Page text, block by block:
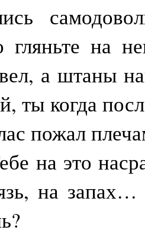
гляньте на
а штаны
ты когда
пожал
на это
на